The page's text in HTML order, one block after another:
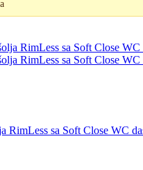
RSD.
RimLess sa Soft Close WC